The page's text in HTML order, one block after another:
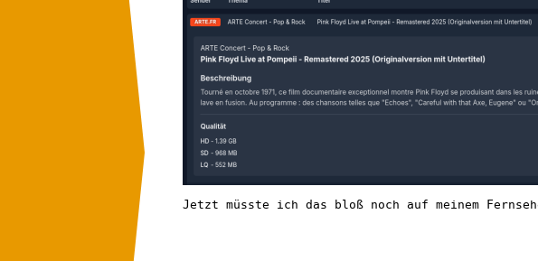
Jetzt müsste ich das bloß noch auf meinem